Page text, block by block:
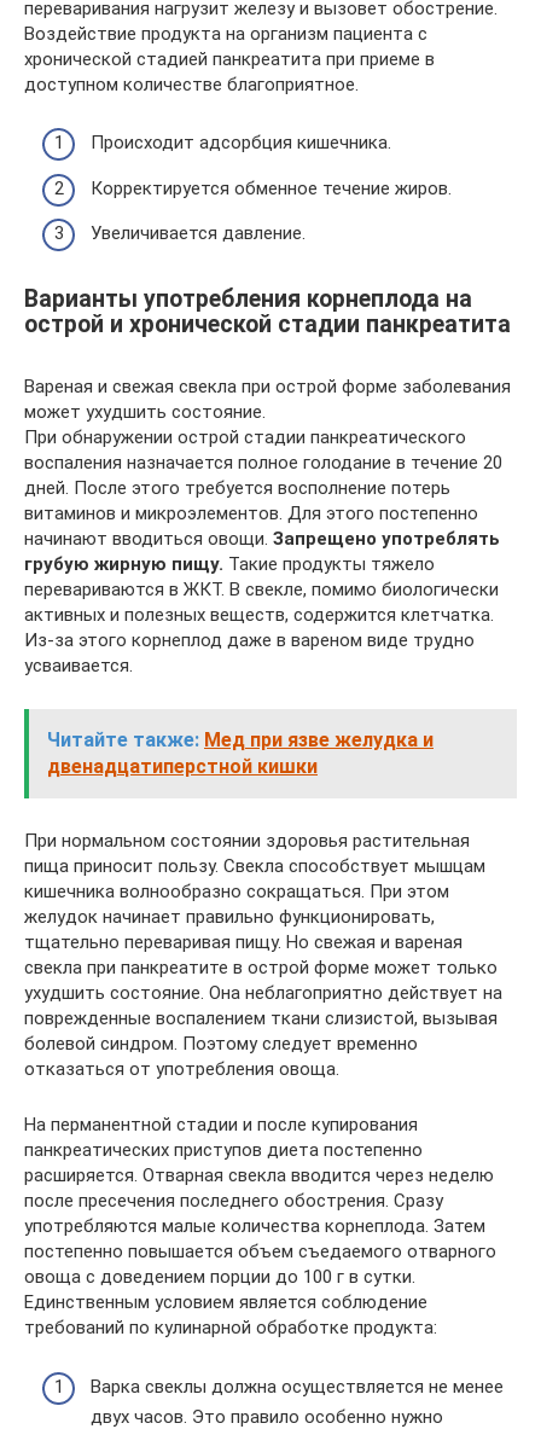
переваривания нагрузит железу и вызовет обострение.
Воздействие продукта на организм пациента с
хронической стадией панкреатита при приеме в
доступном количестве благоприятное.
Происходит адсорбция кишечника.
Корректируется обменное течение жиров.
Увеличивается давление.
Варианты употребления корнеплода на
острой и хронической стадии панкреатита
Вареная и свежая свекла при острой форме заболевания
может ухудшить состояние.
При обнаружении острой стадии панкреатического
воспаления назначается полное голодание в течение 20
дней. После этого требуется восполнение потерь
витаминов и микроэлементов. Для этого постепенно
начинают вводиться овощи. Запрещено употреблять
грубую жирную пищу. Такие продукты тяжело
перевариваются в ЖКТ. В свекле, помимо биологически
активных и полезных веществ, содержится клетчатка.
Из-за этого корнеплод даже в вареном виде трудно
усваивается.
Читайте также: Мед при язве желудка и
двенадцатиперстной кишки
При нормальном состоянии здоровья растительная
пища приносит пользу. Свекла способствует мышцам
кишечника волнообразно сокращаться. При этом
желудок начинает правильно функционировать,
тщательно переваривая пищу. Но свежая и вареная
свекла при панкреатите в острой форме может только
ухудшить состояние. Она неблагоприятно действует на
поврежденные воспалением ткани слизистой, вызывая
болевой синдром. Поэтому следует временно
отказаться от употребления овоща.
На перманентной стадии и после купирования
панкреатических приступов диета постепенно
расширяется. Отварная свекла вводится через неделю
после пресечения последнего обострения. Сразу
употребляются малые количества корнеплода. Затем
постепенно повышается объем съедаемого отварного
овоща с доведением порции до 100 г в сутки.
Единственным условием является соблюдение
требований по кулинарной обработке продукта:
Варка свеклы должна осуществляется не менее
двух часов. Это правило особенно нужно